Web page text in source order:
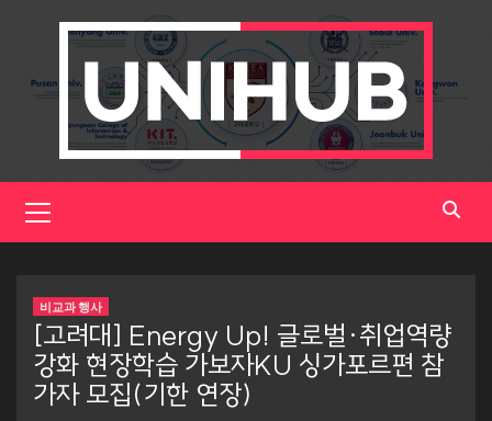
Menu
비교과 행사
[고려대] Energy Up! 글로벌·취업역량
강화 현장학습 가보자KU 싱가포르편 참
가자 모집(기한 연장)